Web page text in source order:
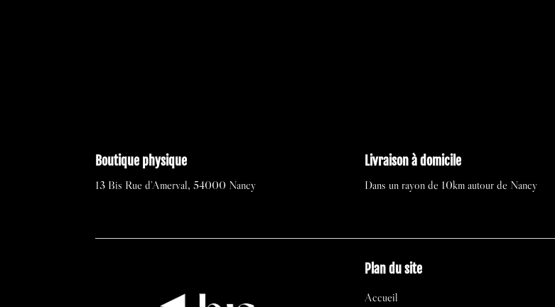
Boutique physique
13 Bis Rue d’Amerval, 54000 Nancy
Livraison à domicile
Dans un rayon de 10km autour de Nancy
Plan du site
Accueil